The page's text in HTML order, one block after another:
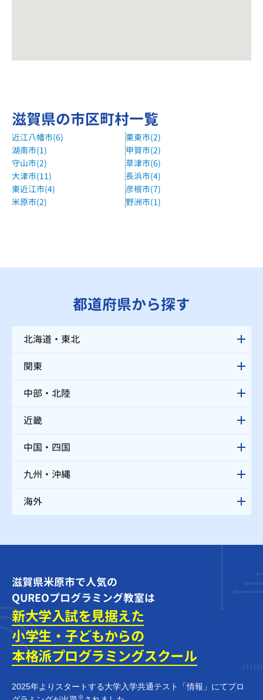
滋賀県の市区町村一覧
近江八幡市(6)
栗東市(2)
湖南市(1)
甲賀市(2)
守山市(2)
草津市(6)
大津市(11)
長浜市(4)
東近江市(4)
彦根市(7)
米原市(2)
野洲市(1)
都道府県から探す
北海道・東北
関東
中部・北陸
近畿
中国・四国
九州・沖縄
海外
滋賀県米原市で人気の
QUREOプログラミング教室は
新大学入試を見据えた
小学生・子どもからの
本格派プログラミングスクール
2025年よりスタートする大学入学共通テスト「情報」にてプロ
※